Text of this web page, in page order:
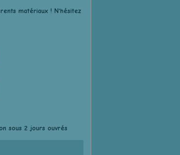
matériaux ! N'hésitez
sous 2 jours ouvrés